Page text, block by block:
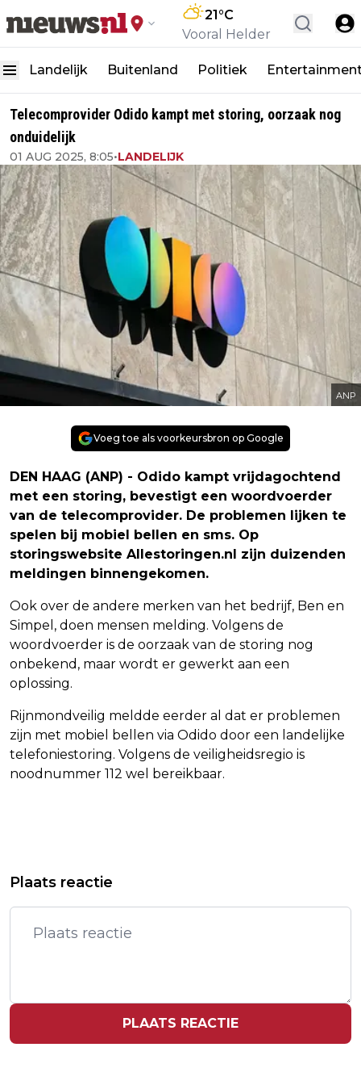
21°C
Vooral Helder
Landelijk Buitenland Politiek
Telecomprovider Odido kampt met storing, oorzaak nog
onduidelijk
01 AUG 2025, 8:05•LANDELIJK
ANP
Voeg toe als voorkeursbron op Google
DEN HAAG (ANP) - Odido kampt vrijdagochtend
met een storing, bevestigt een woordvoerder
van de telecomprovider. De problemen lijken te
spelen bij mobiel bellen en sms. Op
storingswebsite Allestoringen.nl zijn duizenden
meldingen binnengekomen.
Ook over de andere merken van het bedrijf, Ben en
Simpel, doen mensen melding. Volgens de
woordvoerder is de oorzaak van de storing nog
onbekend, maar wordt er gewerkt aan een
oplossing.
Rijnmondveilig meldde eerder al dat er problemen
zijn met mobiel bellen via Odido door een landelijke
telefoniestoring. Volgens de veiligheidsregio is
noodnummer 112 wel bereikbaar.
RECORD NAAR HALVE FINALES 50
KNVB: KEUZE VOOR DOORSTART IN
AMATEURVOETBAL IS AAN VITESSE
ZELF
Plaats reactie
PLAATS REACTIE